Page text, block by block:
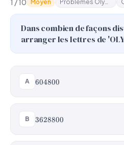
1 / 10 Moyen Problèmes Olympiades
Dans combien de façons
arranger les lettres de
A 604800
604800
B 3628800
3628800